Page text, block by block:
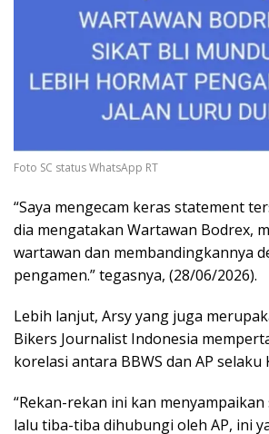
Foto SC status WhatsApp RT
“Saya mengecam keras statement
dia mengatakan Wartawan Bodrex,
wartawan dan membandingkannya
pengamen.” tegasnya, (28/06/2026).
Lebih lanjut, Arsy yang juga
Bikers Journalist Indonesia
korelasi antara BBWS dan AP selaku
“Rekan-rekan ini kan menyampaikan
lalu tiba-tiba dihubungi oleh AP, ini